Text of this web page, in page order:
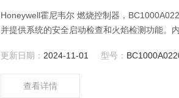
Honeywell霍尼韦尔 燃烧控制器，BC1000A0220U-E还具备简易的火焰开关功能，可以指示火焰的有或无，
并提供系统的安全启动检查和火焰检测功能。
更新日期： 2024-11-01 型号：
查看详情